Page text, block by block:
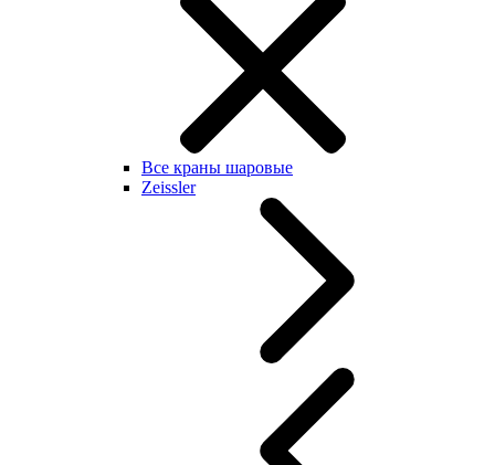
Все краны шаровые
Zeissler